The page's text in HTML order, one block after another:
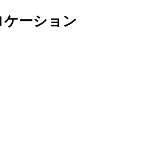
ーション